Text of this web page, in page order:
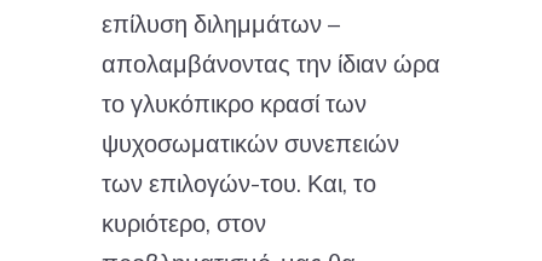
επίλυση διλημμάτων –
απολαμβάνοντας την ίδιαν ώρα
το γλυκόπικρο κρασί των
ψυχοσωματικών συνεπειών
των επιλογών-του. Και, το
κυριότερο, στον